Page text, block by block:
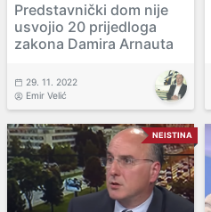
Predstavnički dom nije
usvojio 20 prijedloga
zakona Damira Arnauta
29. 11. 2022
Emir Velić
NEISTINA